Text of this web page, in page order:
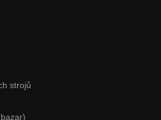
strojů